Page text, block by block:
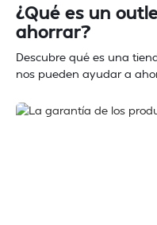
¿Qué es un
ahorrar?
Descubre qué es una
nos pueden ayudar a